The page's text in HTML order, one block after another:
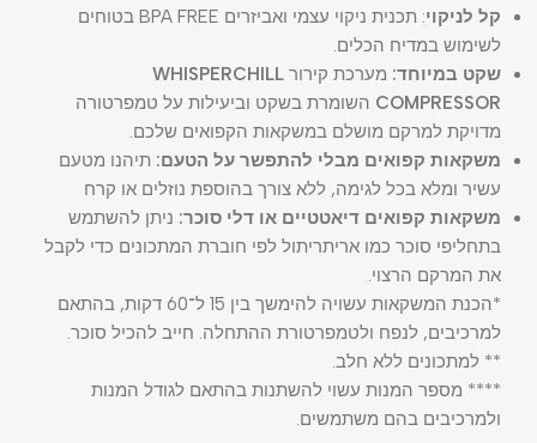
קל לניקוי
: תכנית ניקוי עצמי ואביזרים BPA FREE בטוחים
לשימוש במדיח הכלים.
שקט במיוחד: מערכת קירור WHISPERCHILL
COMPRESSOR השומרת בשקט וביעילות על טמפרטורה
מדויקת למרקם מושלם במשקאות הקפואים שלכם.
משקאות קפואים מבלי להתפשר על הטעם: תיהנו מטעם
עשיר ומלא בכל לגימה, ללא צורך בהוספת נוזלים או קרח
משקאות קפואים דיאטטיים או דלי סוכר: ניתן להשתמש
בתחליפי סוכר כמו אריתריתול לפי חוברת המתכונים כדי לקבל
את המרקם הרצוי.
*הכנת המשקאות עשויה להימשך בין 15 ל־60 דקות, בהתאם
למרכיבים, לנפח ולטמפרטורת ההתחלה. חייב להכיל סוכר.
** למתכונים ללא חלב.
**** מספר המנות עשוי להשתנות בהתאם לגודל המנות
ולמרכיבים בהם משתמשים.